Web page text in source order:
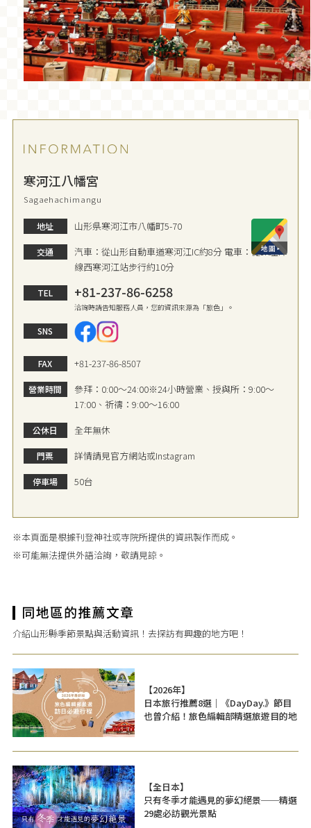
寒河江八幡宮
Sagaehachimangu
地址 山形県寒河江市八幡町5-70
交通
汽車：從山形自動車道寒河江IC約8分 電車：從JR左澤
線西寒河江站步行約10分
TEL +81-237-86-6258
洽詢時請告知服務人員，您的資訊來源為「旅色」。
SNS
FAX +81-237-86-8507
營業時間
參拜：0:00～24:00※24小時營業、授與所：9:00～
17:00、祈禱：9:00～16:00
公休日 全年無休
門票 詳情請見官方網站或Instagram
停車場 50台
※本頁面是根據刊登神社或寺院所提供的資訊製作而成。
※可能無法提供外語洽詢，敬請見諒。
介紹山形縣季節景點與活動資訊！去探訪有興趣的地方吧！
【2026年】
日本旅行推薦8選｜《DayDay.》節目
也曾介紹！旅色編輯部精選旅遊目的地
【全日本】
只有冬季才能遇見的夢幻絕景──精選
29處必訪觀光景點